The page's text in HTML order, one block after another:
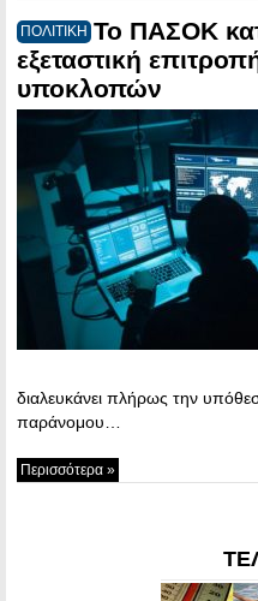
ΠΟΛΙΤΙΚΗ Το ΠΑΣΟΚ
εξεταστική
υποκλοπών
διαλευκάνει πλήρως την
παράνομου…
Περισσότερα »